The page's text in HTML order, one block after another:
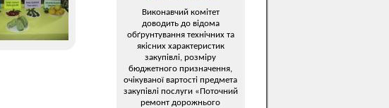
Виконавчий комітет
доводить до відома
обґрунтування технічних та
якісних характеристик
закупівлі, розміру
бюджетного призначення,
очікуваної вартості предмета
закупівлі послуги «Поточний
ремонт дорожнього